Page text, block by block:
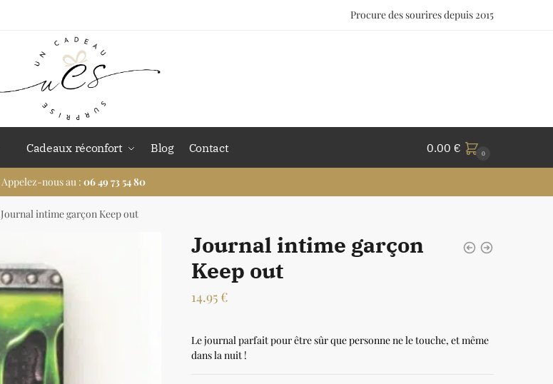
Procure des sourires depuis 2015
Cadeaux réconfort Blog Contact 0.00 € 0
Appelez-nous au : 06 49 73 54 80
Journal intime garçon Keep out
Journal intime garçon
Keep out
14.95 €
Le journal parfait pour être sûr que personne ne le touche, et même
dans la nuit !